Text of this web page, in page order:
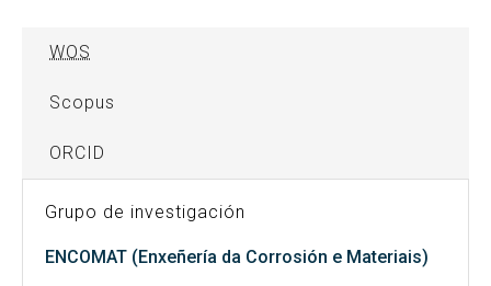
WOS
Scopus
ORCID
Grupo de investigación
ENCOMAT (Enxeñería da Corrosión e Materiais)